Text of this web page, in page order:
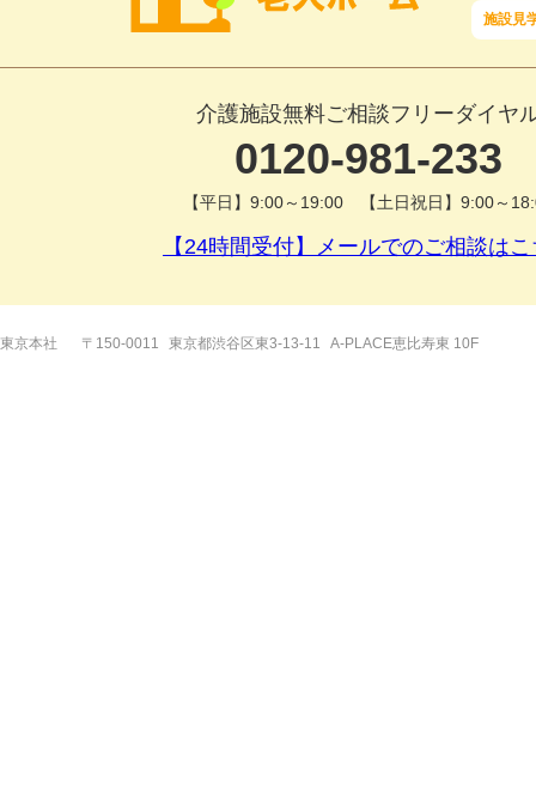
施設見
介護施設無料ご相談フリーダイヤ
0120-981-233
【平日】9:00～19:00 【土日祝日】9:00～
【24時間受付】メールでのご相談は
東京本社 〒150-0011 東京都渋谷区東3-13-11 A-PLACE恵比寿東 10F